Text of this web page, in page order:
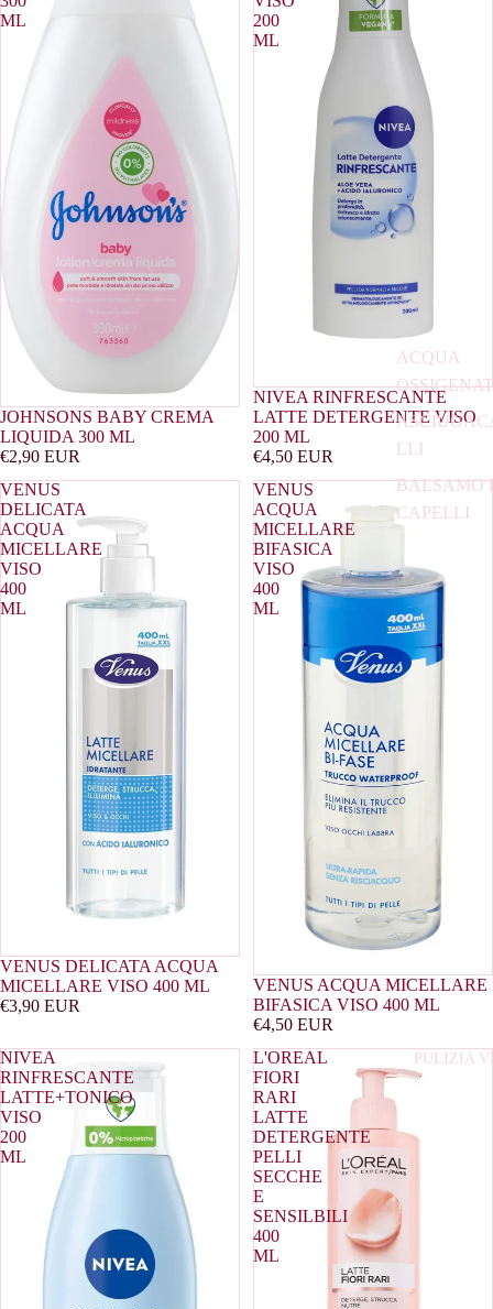
ACQUA
LLI
BALSAMO
CAPELLI
CAPELLI
CREME
CAPELLI
FIALE
GELATINA
CAPELLI
PIASTRE
CAPELLI
SCHIUMA
CAPELLI
PULIZIA
ML
Esaurito
JOHNSONS BABY CREMA
LIQUIDA 300 ML
€2,90 EUR
200
ML
NIVEA RINFRESCANTE
LATTE DETERGENTE VISO
200 ML
€4,50 EUR
VENUS
DELICATA
ACQUA
MICELLARE
VISO
400
ML
VENUS DELICATA ACQUA
MICELLARE VISO 400 ML
€3,90 EUR
VENUS
ACQUA
MICELLARE
BIFASICA
VISO
400
ML
VENUS ACQUA MICELLARE
BIFASICA VISO 400 ML
€4,50 EUR
NIVEA
RINFRESCANTE
LATTE+TONICO
VISO
200
ML
L'OREAL
FIORI
RARI
LATTE
DETERGENTE
PELLI
SECCHE
E
SENSILBILI
400
ML